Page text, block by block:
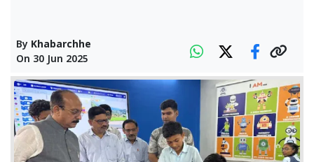
By Khabarchhe
On 30 Jun 2025